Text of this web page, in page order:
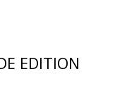
EDITION